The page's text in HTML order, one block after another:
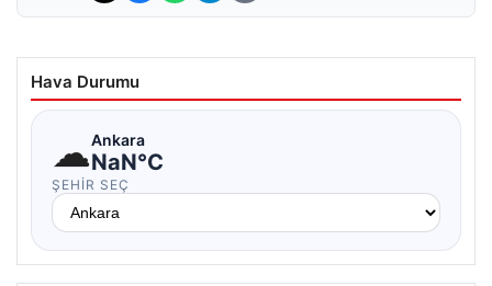
Hava Durumu
☁Ankara
NaN°C
ŞEHIR SEÇ